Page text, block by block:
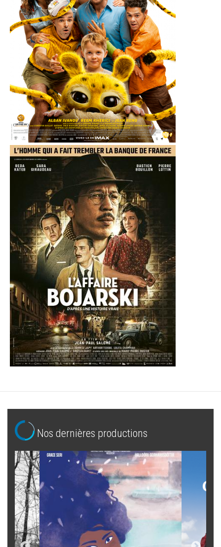
Nos dernières productions